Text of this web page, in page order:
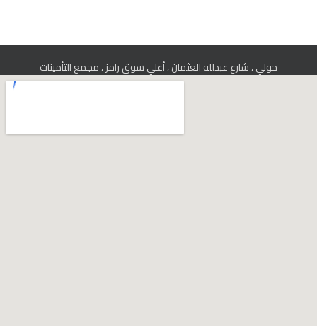
حولي ، شارع عبدلله العثمان ، أعلي سوق رامز ، مجمع التأمينات